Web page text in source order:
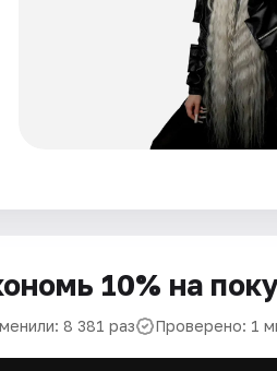
10% на
8 381 раз Проверено: 1